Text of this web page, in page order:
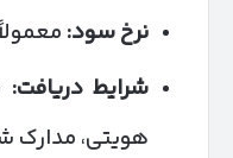
نرخ سود: معمولاً بین
شرایط دریافت:
هویتی، مدارک